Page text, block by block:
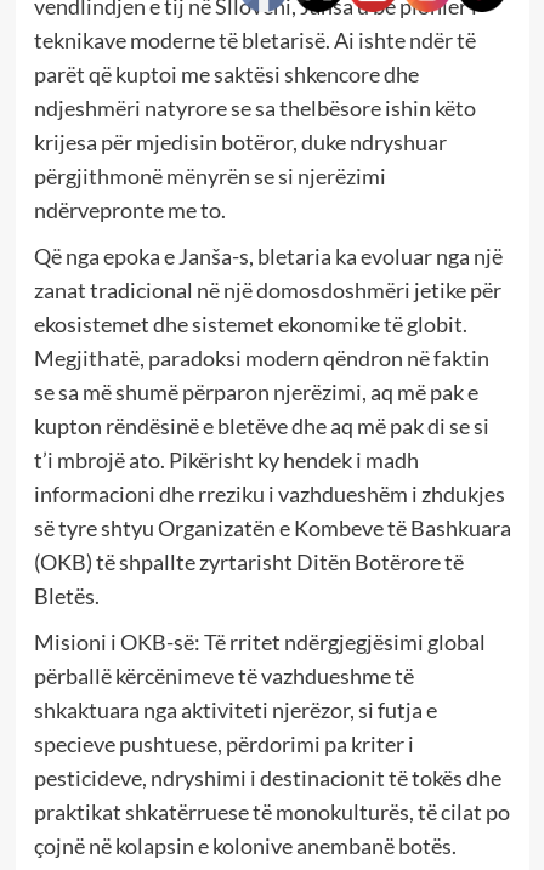
vendlindjen e tij në Slloveni, Janša u bë pionier i
teknikave moderne të bletarisë. Ai ishte ndër të
parët që kuptoi me saktësi shkencore dhe
ndjeshmëri natyrore se sa thelbësore ishin këto
krijesa për mjedisin botëror, duke ndryshuar
përgjithmonë mënyrën se si njerëzimi
ndërvepronte me to.
Që nga epoka e Janša-s, bletaria ka evoluar nga një
zanat tradicional në një domosdoshmëri jetike për
ekosistemet dhe sistemet ekonomike të globit.
Megjithatë, paradoksi modern qëndron në faktin
se sa më shumë përparon njerëzimi, aq më pak e
kupton rëndësinë e bletëve dhe aq më pak di se si
t’i mbrojë ato. Pikërisht ky hendek i madh
informacioni dhe rreziku i vazhdueshëm i zhdukjes
së tyre shtyu Organizatën e Kombeve të Bashkuara
(OKB) të shpallte zyrtarisht Ditën Botërore të
Bletës.
Misioni i OKB-së: Të rritet ndërgjegjësimi global
përballë kërcënimeve të vazhdueshme të
shkaktuara nga aktiviteti njerëzor, si futja e
specieve pushtuese, përdorimi pa kriter i
pesticideve, ndryshimi i destinacionit të tokës dhe
praktikat shkatërruese të monokulturës, të cilat po
çojnë në kolapsin e kolonive anembanë botës.